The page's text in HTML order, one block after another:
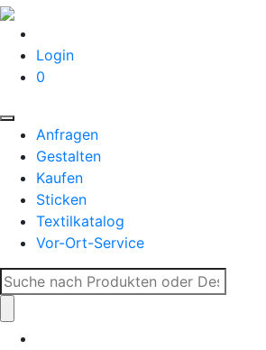
Login
0
Anfragen
Gestalten
Kaufen
Sticken
Textilkatalog
Vor-Ort-Service
Suche
nach: